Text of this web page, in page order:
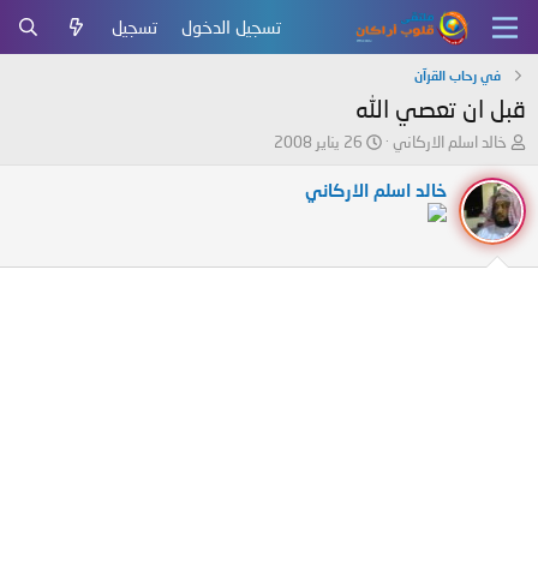
تسجيل الدخول تسجيل
في رحاب القرآن
قبل ان تعصي الله
ب
د
ئ
ا
ل
م
خالد اسلم الاركاني
ت
ر
ل
26 يناير 2008
خالد اسلم الاركاني